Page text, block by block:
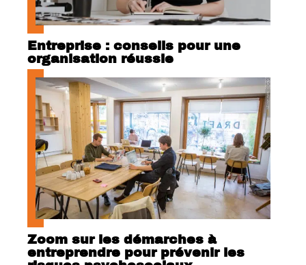
Entreprise : conseils pour une
organisation réussie
Zoom sur les démarches à
entreprendre pour prévenir les